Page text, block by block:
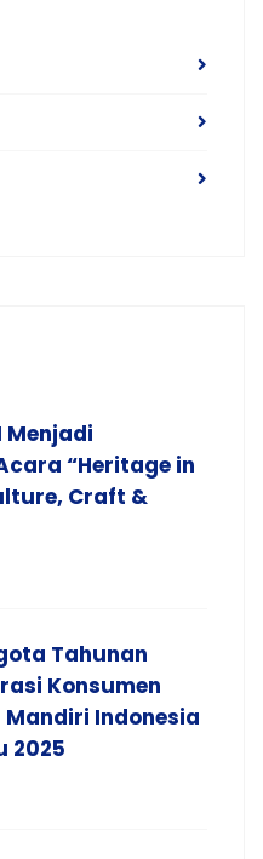
Menjadi
“Heritage in
Craft &
Tahunan
Konsumen
Mandiri Indonesia
2025